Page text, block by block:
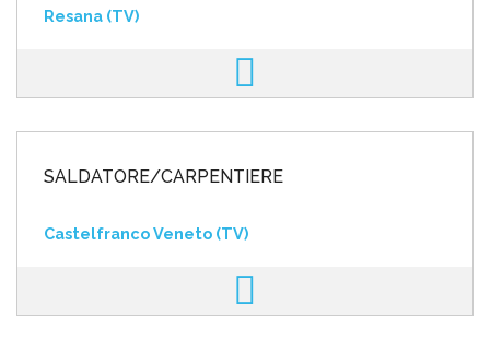
Resana (TV)
SALDATORE/CARPENTIERE
Castelfranco Veneto (TV)